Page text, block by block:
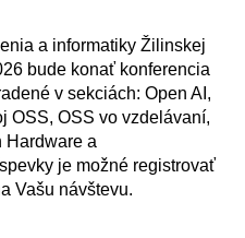
a informatiky Žilinskej
bude konať konferencia
v sekciách: Open AI,
OSS, OSS vo vzdelávaní,
Hardware a
je možné registrovať
Vašu návštevu.